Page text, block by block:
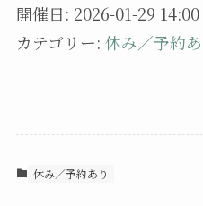
開催日: 2026-01-29
カテゴリー: 休み／予約あ
休み／予約あり